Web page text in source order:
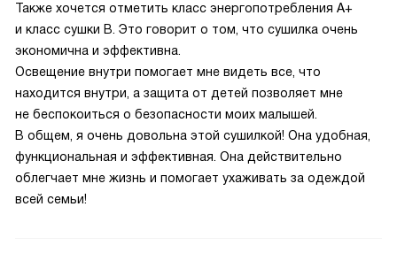
Также хочется отметить класс энергопотребления A+
и класс сушки B. Это говорит о том, что сушилка очень
экономична и эффективна.
Освещение внутри помогает мне видеть все, что
находится внутри, а защита от детей позволяет мне
не беспокоиться о безопасности моих малышей.
В общем, я очень довольна этой сушилкой! Она удобная,
функциональная и эффективная. Она действительно
облегчает мне жизнь и помогает ухаживать за одеждой
всей семьи!